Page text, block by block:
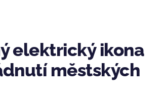
elektrický ikona
městských